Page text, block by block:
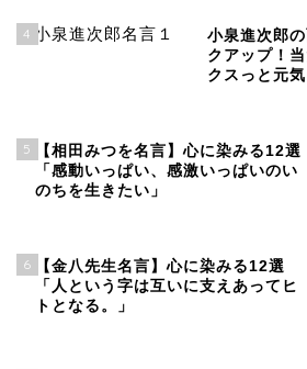
4
小泉進次郎
クアップ！
クスっと元気
5
【相田みつを名言】心に染みる12選
「感動いっぱい、感激いっぱいのい
のちを生きたい」
6
【金八先生名言】心に染みる12選
「人という字は互いに支えあってヒ
トとなる。」